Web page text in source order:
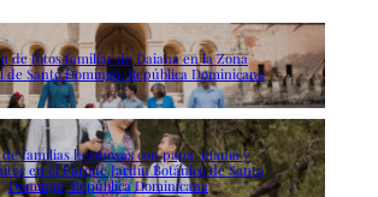
de fotos familiar de Daiana en la Zona
de Santo Domingo, República Dominicana
de familias hermosas con papa, mama y
en el Parque Jardín Botánico de Santo
Domingo, República Dominicana